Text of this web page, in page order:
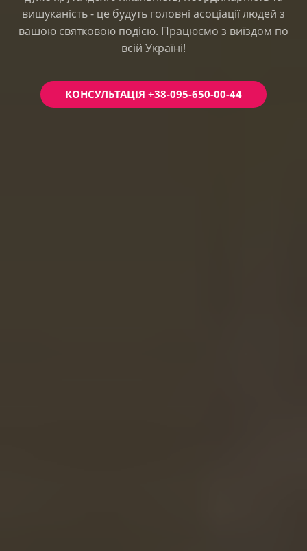
вишуканість - це будуть головні асоціації людей з
вашою святковою подією. Працюємо з виїздом по
всій Україні!
КОНСУЛЬТАЦІЯ +38-095-650-00-44